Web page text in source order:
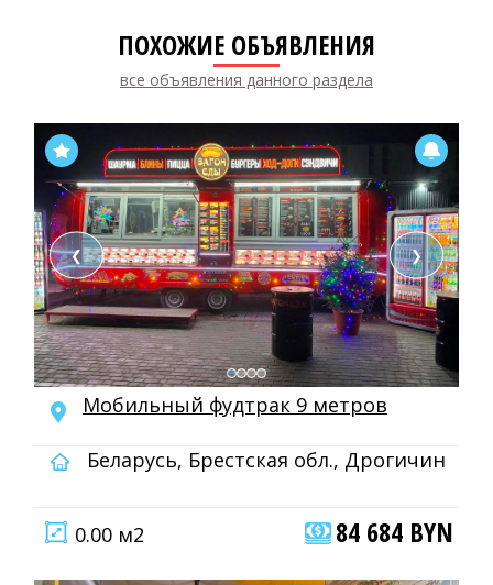
ПОХОЖИЕ ОБЪЯВЛЕНИЯ
все объявления данного раздела
❮ ❯
Мобильный фудтрак 9 метров
Беларусь, Брестская обл., Дрогичин
0.00 м2 84 684 BYN